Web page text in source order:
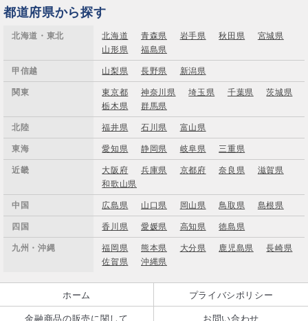
都道府県から探す
北海道・東北 北海道 青森県 岩手県 秋田県
宮城県
山形県
福島県
甲信越 山梨県 長野県 新潟県
関東 東京都 神奈川県 埼玉県 千葉県
茨城県
栃木県
群馬県
北陸 福井県 石川県 富山県
東海 愛知県 静岡県 岐阜県 三重県
近畿 大阪府 兵庫県 京都府 奈良県
滋賀県
和歌山県
中国 広島県 山口県 岡山県 鳥取県 島根県
四国 香川県 愛媛県 高知県 徳島県
九州・沖縄 福岡県 熊本県 大分県 鹿児島県
長崎県
佐賀県
沖縄県
ホーム プライバシポリシー
金融商品の販売に関して お問い合わせ